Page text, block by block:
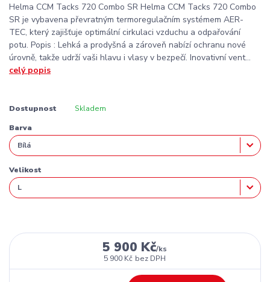
Helma CCM Tacks 720 Combo SR Helma CCM Tacks 720 Combo
SR je vybavena převratným termoregulačním systémem AER-
TEC, který zajišťuje optimální cirkulaci vzduchu a odpařování
potu. Popis : Lehká a prodyšná a zároveň nabízí ochranu nové
úrovně, takže udrží vaši hlavu i vlasy v bezpečí. Inovativní vent...
celý popis
Dostupnost Skladem
Barva
Velikost
5 900 Kč/ks
5 900 Kč bez DPH